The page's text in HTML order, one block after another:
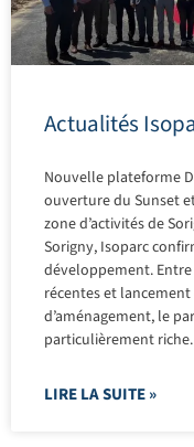
Actualités
Nouvelle plateforme
ouverture du Sunset
zone d’activités de
Sorigny, Isoparc
développement.
récentes et
d’aménagement, le
particulièrement
LIRE LA SUITE »